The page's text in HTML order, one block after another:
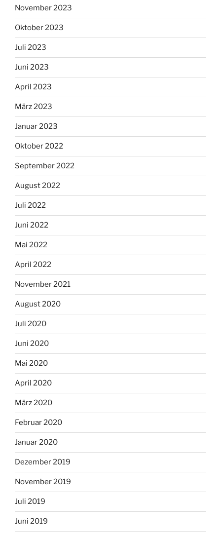
November 2023
Oktober 2023
Juli 2023
Juni 2023
April 2023
März 2023
Januar 2023
Oktober 2022
September 2022
August 2022
Juli 2022
Juni 2022
Mai 2022
April 2022
November 2021
August 2020
Juli 2020
Juni 2020
Mai 2020
April 2020
März 2020
Februar 2020
Januar 2020
Dezember 2019
November 2019
Juli 2019
Juni 2019